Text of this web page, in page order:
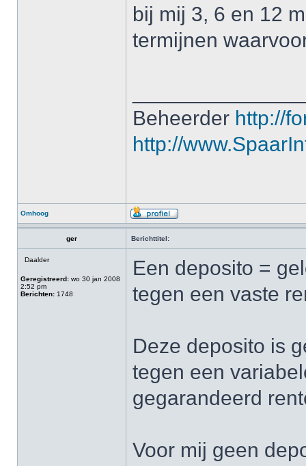
bij mij 3, 6 en 12
termijnen
Beheerder http://
http://
Omhoog
ger Berichttitel:
Daalder
Geregistreerd: wo 30 jan 2008
2:52 pm
Berichten: 1748
Een deposito =
tegen een vaste
Deze deposito is
tegen een
gegarandeerd
Voor mij geen